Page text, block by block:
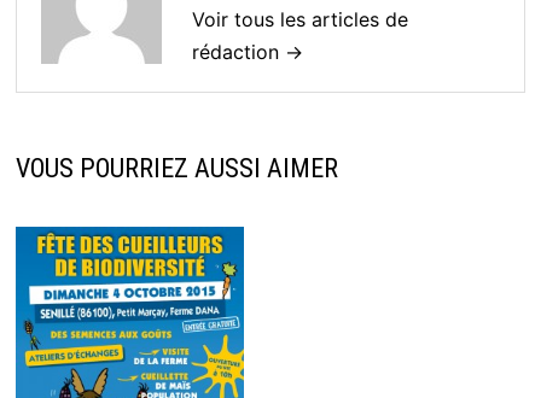
Voir tous les articles de
rédaction →
VOUS POURRIEZ AUSSI AIMER